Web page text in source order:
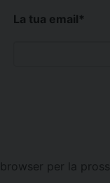
La tua email*
per la